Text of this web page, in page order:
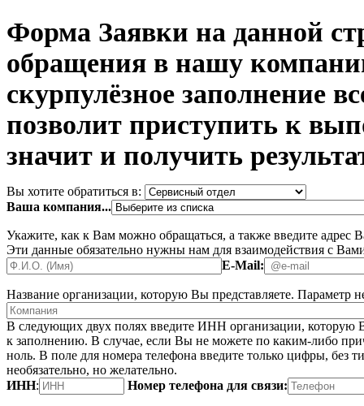
Форма Заявки на данной
обращения в нашу
скурпулёзное заполнение
позволит приступить к
значит и получить
Вы хотите обратиться в:
Ваша компания...
Укажите, как к Вам можно обращаться, а также введите адрес
Эти данные обязательно нужны нам для взаимодействия с
E-Mail:
Название организации, которую Вы представляете. Параметр
В следующих двух полях введите ИНН организации, которую
к заполнению. В случае, если Вы не можете по каким-либо
ноль. В поле для номера телефона введите только цифры, без
необязательно, но желательно.
ИНН: Номер телефона для связи: